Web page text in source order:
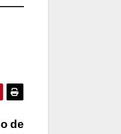
de